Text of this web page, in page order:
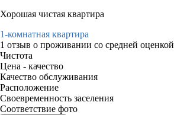
Хорошая чистая квартира
1-комнатная квартира
1 отзыв о проживании со средней оценкой
Чистота
Цена - качество
Качество обслуживания
Расположение
Своевременность заселения
Соответствие фото